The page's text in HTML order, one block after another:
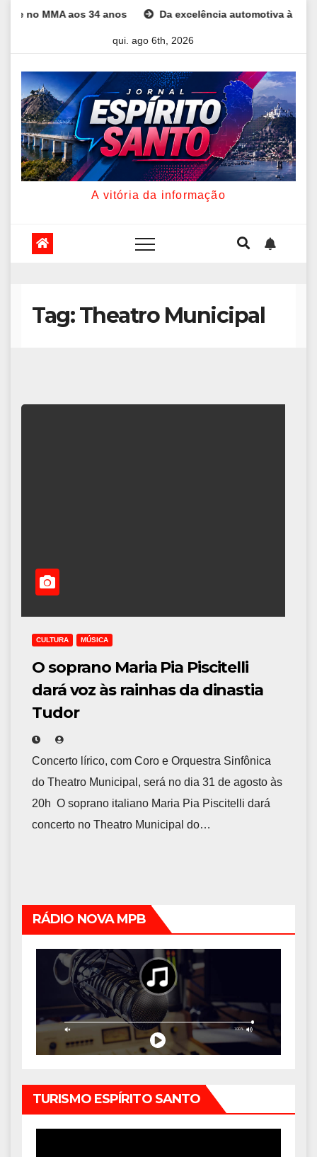
aos 34 anos Da excelência automotiva à inovação
qui. ago 6th, 2026
A vitória da informação
Tag:Theatro Municipal
CULTURA MÚSICA
O soprano Maria Pia Piscitelli
dará voz às rainhas da dinastia
Tudor
Concerto lírico, com Coro e Orquestra Sinfônica
do Theatro Municipal, será no dia 31 de agosto às
20h O soprano italiano Maria Pia Piscitelli dará
concerto no Theatro Municipal do…
RÁDIO NOVA MPB
TURISMO ESPÍRITO SANTO